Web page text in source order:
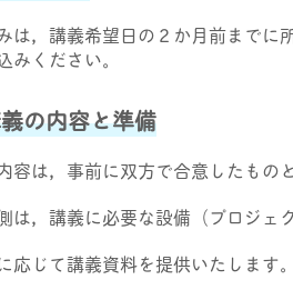
は，講義希望日の２か月前まで
みください。
の内容と準備
容は，事前に双方で合意したもの
は，講義に必要な設備（プロジェ
応じて講義資料を提供いたします